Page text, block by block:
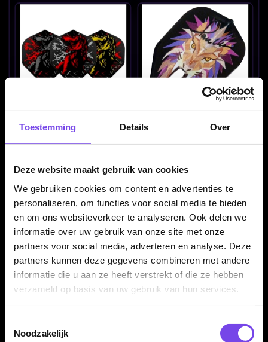
Toestemming Details Over
Deze website maakt gebruik van cookies
We gebruiken cookies om content en advertenties te
personaliseren, om functies voor social media te bieden
en om ons websiteverkeer te analyseren. Ook delen we
informatie over uw gebruik van onze site met onze
partners voor social media, adverteren en analyse. Deze
partners kunnen deze gegevens combineren met andere
informatie die u aan ze heeft verstrekt of die ze hebben
verzameld op basis van uw gebruik van hun services.
Noodzakelijk
Unterbuchner V3 L1 EZ
€ 7.95
Paul Lim Zwart - Dart
€ 7.50
L-Style Signature Shape
Hoshino v5 White - Dart
€ 7.50
L-Style Signature Shape
Seigo Asada 2018
€ 7.50